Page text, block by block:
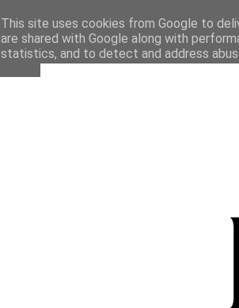
This site uses cookies from Google to
are shared with Google along with
statistics, and to detect and address